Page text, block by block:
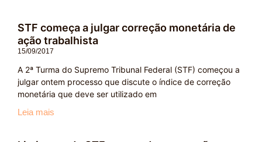
STF começa a julgar correção monetária de
ação trabalhista
15/09/2017
A 2ª Turma do Supremo Tribunal Federal (STF) começou a
julgar ontem processo que discute o índice de correção
monetária que deve ser utilizado em
Leia mais